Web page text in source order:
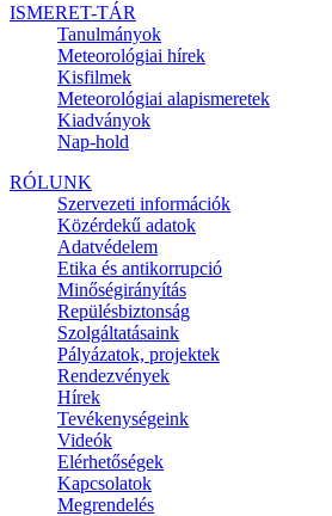
ISMERET-TÁR
Tanulmányok
Meteorológiai hírek
Kisfilmek
Meteorológiai alapismeretek
Kiadványok
Nap-hold
RÓLUNK
Szervezeti információk
Közérdekű adatok
Adatvédelem
Etika és antikorrupció
Minőségirányítás
Repülésbiztonság
Szolgáltatásaink
Pályázatok, projektek
Rendezvények
Hírek
Tevékenységeink
Videók
Elérhetőségek
Kapcsolatok
Megrendelés